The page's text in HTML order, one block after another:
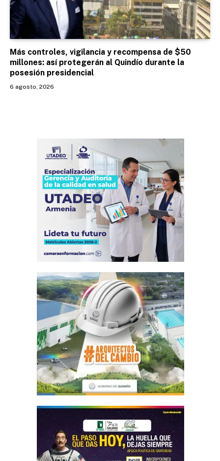
Más controles, vigilancia y recompensa de $50
millones: así protegerán al Quindío durante la
posesión presidencial
6 agosto, 2026